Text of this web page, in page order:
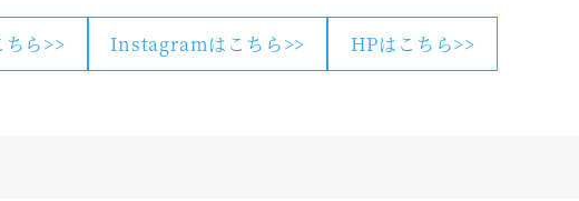
ら>> Instagramはこちら>> HPはこちら>>